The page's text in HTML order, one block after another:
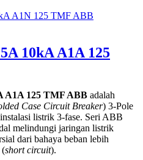
10kA A1A 125
A1A 125 TMF ABB adalah
Case Circuit Breaker) 3-Pole
listrik 3-fase. Seri ABB
melindungi jaringan listrik
dari bahaya beban lebih
(short circuit).